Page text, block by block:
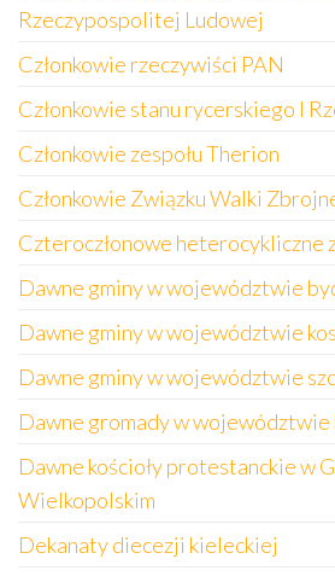
Rzeczypospolitej Ludowej
Członkowie rzeczywiści PAN
Członkowie stanu rycerskiego I
Członkowie zespołu Therion
Członkowie Związku Walki
Czteroczłonowe heterocykliczne
Dawne gminy w województwie
Dawne gminy w województwie
Dawne gminy w województwie
Dawne gromady w województwie
Dawne kościoły protestanckie w
Wielkopolskim
Dekanaty diecezji kieleckiej